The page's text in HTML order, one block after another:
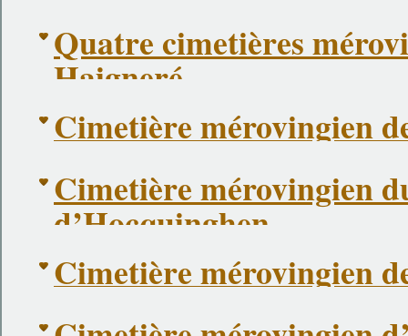
Quatre cimetières
Haigneré
Cimetière mérovingien
Cimetière mérovingien
d’Hocquinghen
Cimetière mérovingien